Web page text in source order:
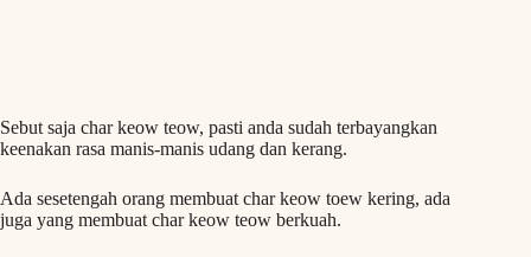
Sebut saja char keow teow, pasti anda sudah terbayangkan
keenakan rasa manis-manis udang dan kerang.
Ada sesetengah orang membuat char keow toew kering, ada
juga yang membuat char keow teow berkuah.